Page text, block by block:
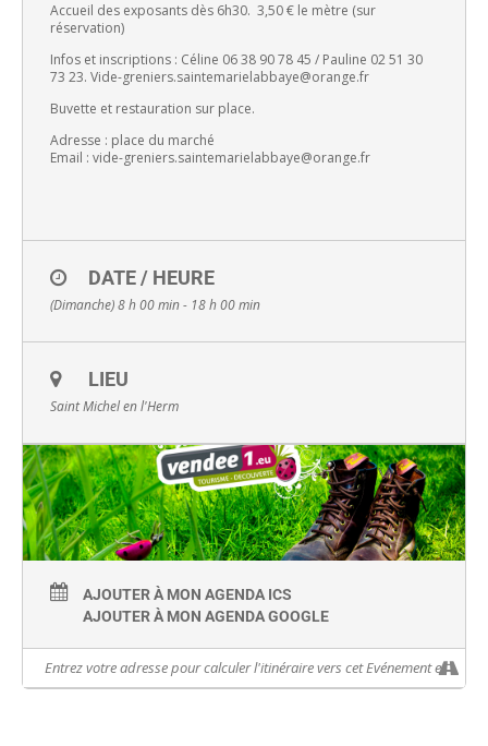
Accueil des exposants dès 6h30. 3,50 € le mètre (sur
réservation)
Infos et inscriptions : Céline 06 38 90 78 45 / Pauline 02 51 30
73 23. Vide-greniers.saintemarielabbaye@orange.fr
Buvette et restauration sur place.
Adresse : place du marché
Email : vide-greniers.saintemarielabbaye@orange.fr
DATE / HEURE
(Dimanche) 8 h 00 min - 18 h 00 min
LIEU
Saint Michel en l'Herm
AJOUTER À MON AGENDA ICS
AJOUTER À MON AGENDA GOOGLE